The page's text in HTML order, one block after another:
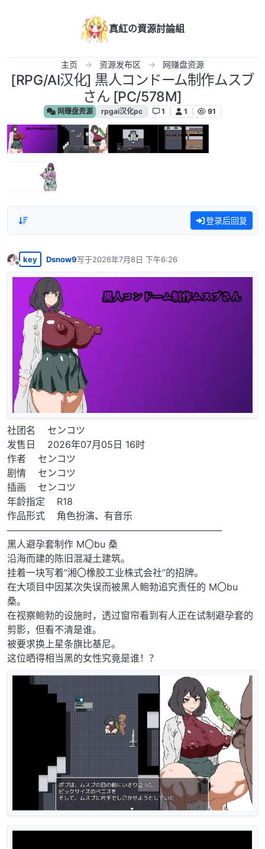
真紅の資源討論組
主页 资源发布区 网赚盘资源
[RPG/AI汉化] 黒人コンドーム制作ムスブ
さん [PC/578M]
网赚盘资源 rpgai汉化pc 1 1 91
登录后回复
离线
key Dsnow9写于2026年7月8日 下午6:26
最后由 编辑
社团名 センコツ
发售日 2026年07月05日 16时
作者 センコツ
剧情 センコツ
插画 センコツ
年龄指定 R18
作品形式 角色扮演、有音乐
─────────────────────────────────
黑人避孕套制作 M〇bu 桑
沿海而建的陈旧混凝土建筑。
挂着一块写着“湘〇橡胶工业株式会社”的招牌。
在大项目中因某次失误而被黑人鲍勃追究责任的 M〇bu
桑。
在视察鲍勃的设施时，透过窗帘看到有人正在试制避孕套的
剪影，但看不清是谁。
被要求换上星条旗比基尼。
这位晒得相当黑的女性究竟是谁！？